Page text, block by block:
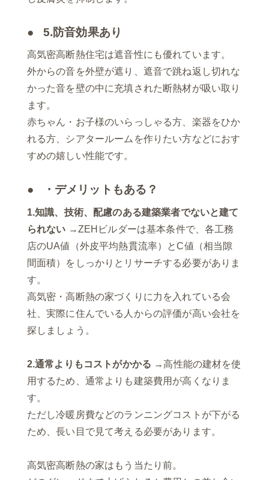
5.防音効果あり
高気密高断熱住宅は遮音性にも優れています。
外からの音を外壁が遮り、遮音で跳ね返し切れな
かった音を壁の中に充填された断熱材が吸い取り
ます。
赤ちゃん・お子様のいらっしゃる方、楽器をひか
れる方、シアタールームを作りたい方などにおす
すめの嬉しい性能です。
・デメリットもある？
1.知識、技術、配慮のある建築業者でないと建て
られない →ZEHビルダーは基本条件で、各工務
店のUA値（外皮平均熱貫流率）とC値（相当隙
間面積）をしっかりとリサーチする必要がありま
す。
高気密・高断熱の家づくりに力を入れている会
社、実際に住んでいる人からの評価が高い会社を
探しましょう。
2.通常よりもコストがかかる →高性能の建材を使
用するため、通常よりも建築費用が高くなりま
す。
ただし冷暖房費などのランニングコストが下がる
ため、長い目で見て考える必要があります。
高気密高断熱の家はもう当たり前。